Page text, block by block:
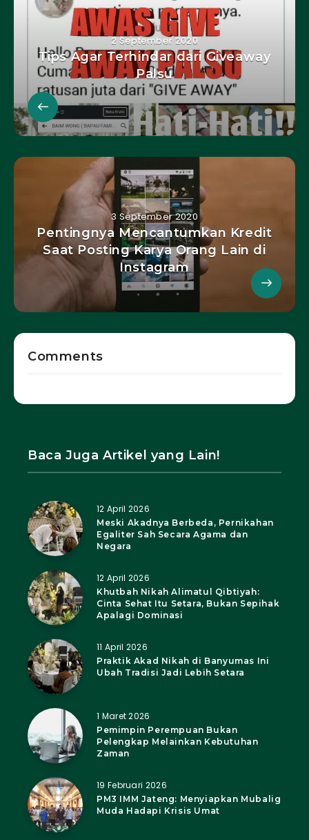
2 September 2020
Tips Agar Terhindar dari Giveaway
Palsu
3 September 2020
Pentingnya Mencantumkan Kredit
Saat Posting Karya Orang Lain di
Instagram
Comments
Baca Juga Artikel yang Lain!
12 April 2026
Meski Akadnya Berbeda, Pernikahan
Egaliter Sah Secara Agama dan
Negara
12 April 2026
Khutbah Nikah Alimatul Qibtiyah:
Cinta Sehat Itu Setara, Bukan Sepihak
Apalagi Dominasi
11 April 2026
Praktik Akad Nikah di Banyumas Ini
Ubah Tradisi Jadi Lebih Setara
1 Maret 2026
Pemimpin Perempuan Bukan
Pelengkap Melainkan Kebutuhan
Zaman
19 Februari 2026
PM3 IMM Jateng: Menyiapkan Mubalig
Muda Hadapi Krisis Umat